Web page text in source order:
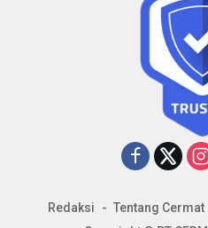
Redaksi Tentang Cermat